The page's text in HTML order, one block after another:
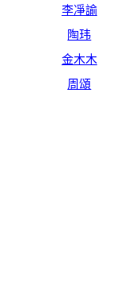
李凈諭
陶玮
金木木
周頌